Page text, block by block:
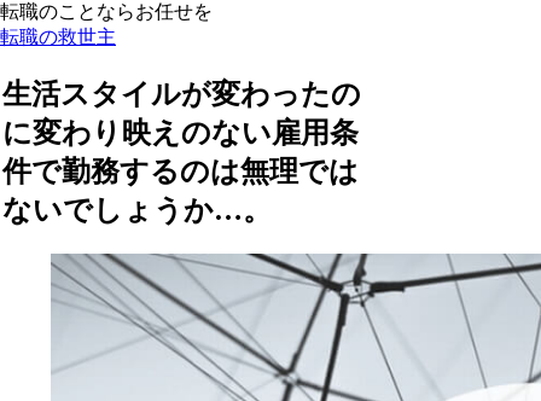
転職のことならお任せを
転職の救世主
生活スタイルが変わったの
に変わり映えのない雇用条
件で勤務するのは無理では
ないでしょうか…。